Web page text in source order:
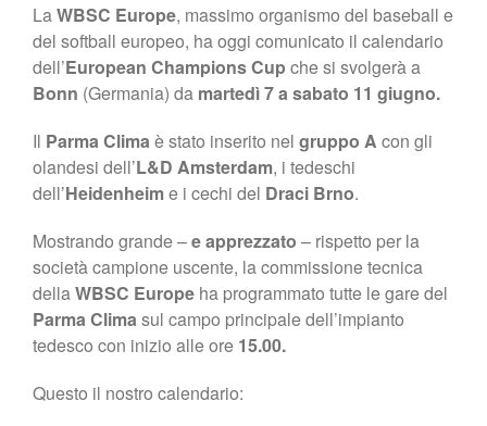
LaWBSC Europe, massimo organismo del baseball e
del softball europeo, ha oggi comunicato il calendario
dell’European Champions Cup che si svolgerà a
Bonn (Germania) da martedì 7 a sabato 11 giugno.
Il Parma Climaè stato inserito nel gruppo A con gli
olandesi dell’L&D Amsterdam, i tedeschi
dell’Heidenheime i cechi del Draci Brno.
Mostrando grande –e apprezzato – rispetto per la
società campione uscente, la commissione tecnica
dellaWBSC Europe ha programmato tutte le gare del
Parma Climasul campo principale dell’impianto
tedesco con inizio alle ore 15.00.
Questo il nostro calendario: